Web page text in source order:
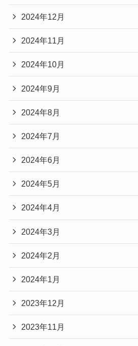
2024年12月
2024年11月
2024年10月
2024年9月
2024年8月
2024年7月
2024年6月
2024年5月
2024年4月
2024年3月
2024年2月
2024年1月
2023年12月
2023年11月